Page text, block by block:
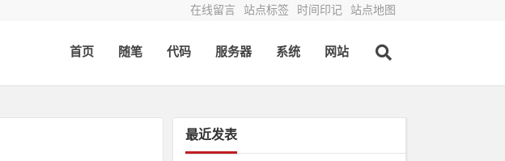
在线留言 站点标签 时间印记 站点地图
首页 随笔 代码 服务器 系统 网站
最近发表